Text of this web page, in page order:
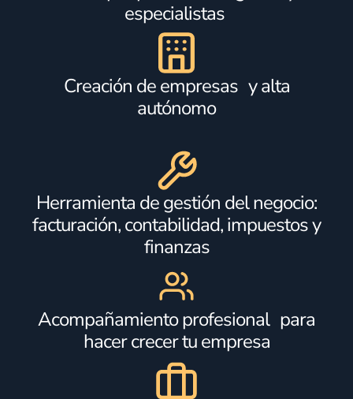
especialistas
Creación de empresas y alta
autónomo
Herramienta de gestión del negocio:
facturación, contabilidad, impuestos y
finanzas
Acompañamiento profesional para
hacer crecer tu empresa